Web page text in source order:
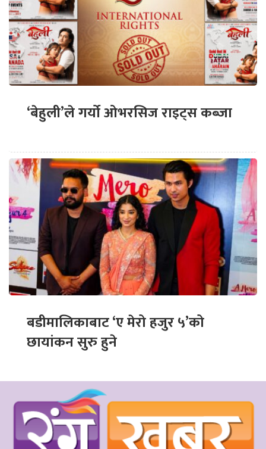
‘बेहुली’ले गर्यो ओभरसिज राइट्स कब्जा
बडीमालिकाबाट ‘ए मेरो हजुर ५’को
छायांकन सुरु हुने